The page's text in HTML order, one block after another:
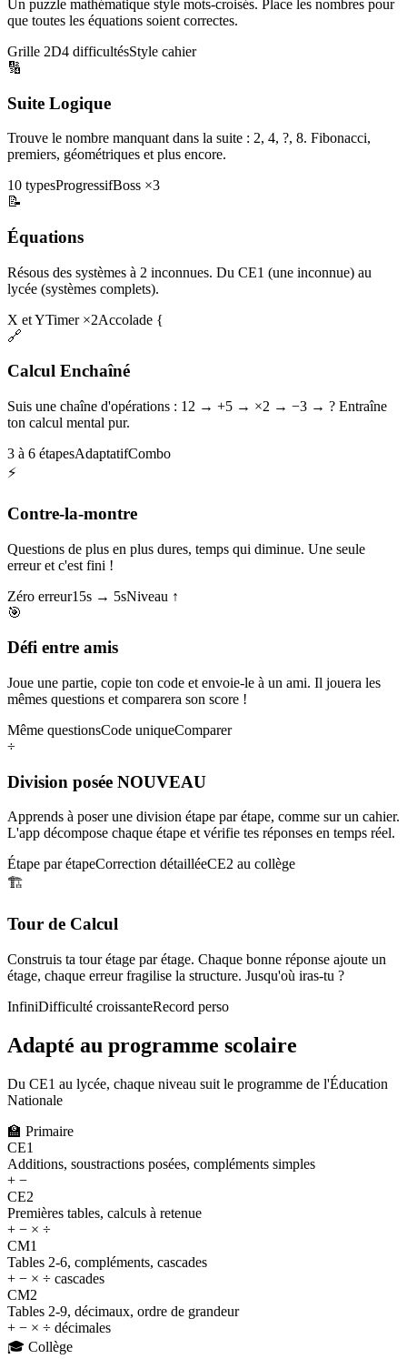
Un puzzle mathématique style mots-croisés. Place les nombres pour
que toutes les équations soient correctes.
Grille 2D4 difficultésStyle cahier
🔢
Suite Logique
Trouve le nombre manquant dans la suite : 2, 4, ?, 8. Fibonacci,
premiers, géométriques et plus encore.
10 typesProgressifBoss ×3
📝
Équations
Résous des systèmes à 2 inconnues. Du CE1 (une inconnue) au
lycée (systèmes complets).
X et YTimer ×2Accolade {
🔗
Calcul Enchaîné
Suis une chaîne d'opérations : 12 → +5 → ×2 → −3 → ? Entraîne
ton calcul mental pur.
3 à 6 étapesAdaptatifCombo
⚡
Contre-la-montre
Questions de plus en plus dures, temps qui diminue. Une seule
erreur et c'est fini !
Zéro erreur15s → 5sNiveau ↑
🎯
Défi entre amis
Joue une partie, copie ton code et envoie-le à un ami. Il jouera les
mêmes questions et comparera son score !
Même questionsCode uniqueComparer
÷
Division posée NOUVEAU
Apprends à poser une division étape par étape, comme sur un cahier.
L'app décompose chaque étape et vérifie tes réponses en temps réel.
Étape par étapeCorrection détailléeCE2 au collège
🏗️
Tour de Calcul
Construis ta tour étage par étage. Chaque bonne réponse ajoute un
étage, chaque erreur fragilise la structure. Jusqu'où iras-tu ?
InfiniDifficulté croissanteRecord perso
Adapté au programme scolaire
Du CE1 au lycée, chaque niveau suit le programme de l'Éducation
Nationale
🏫 Primaire
CE1
Additions, soustractions posées, compléments simples
+ −
CE2
Premières tables, calculs à retenue
+ − × ÷
CM1
Tables 2-6, compléments, cascades
+ − × ÷ cascades
CM2
Tables 2-9, décimaux, ordre de grandeur
+ − × ÷ décimales
🎓 Collège